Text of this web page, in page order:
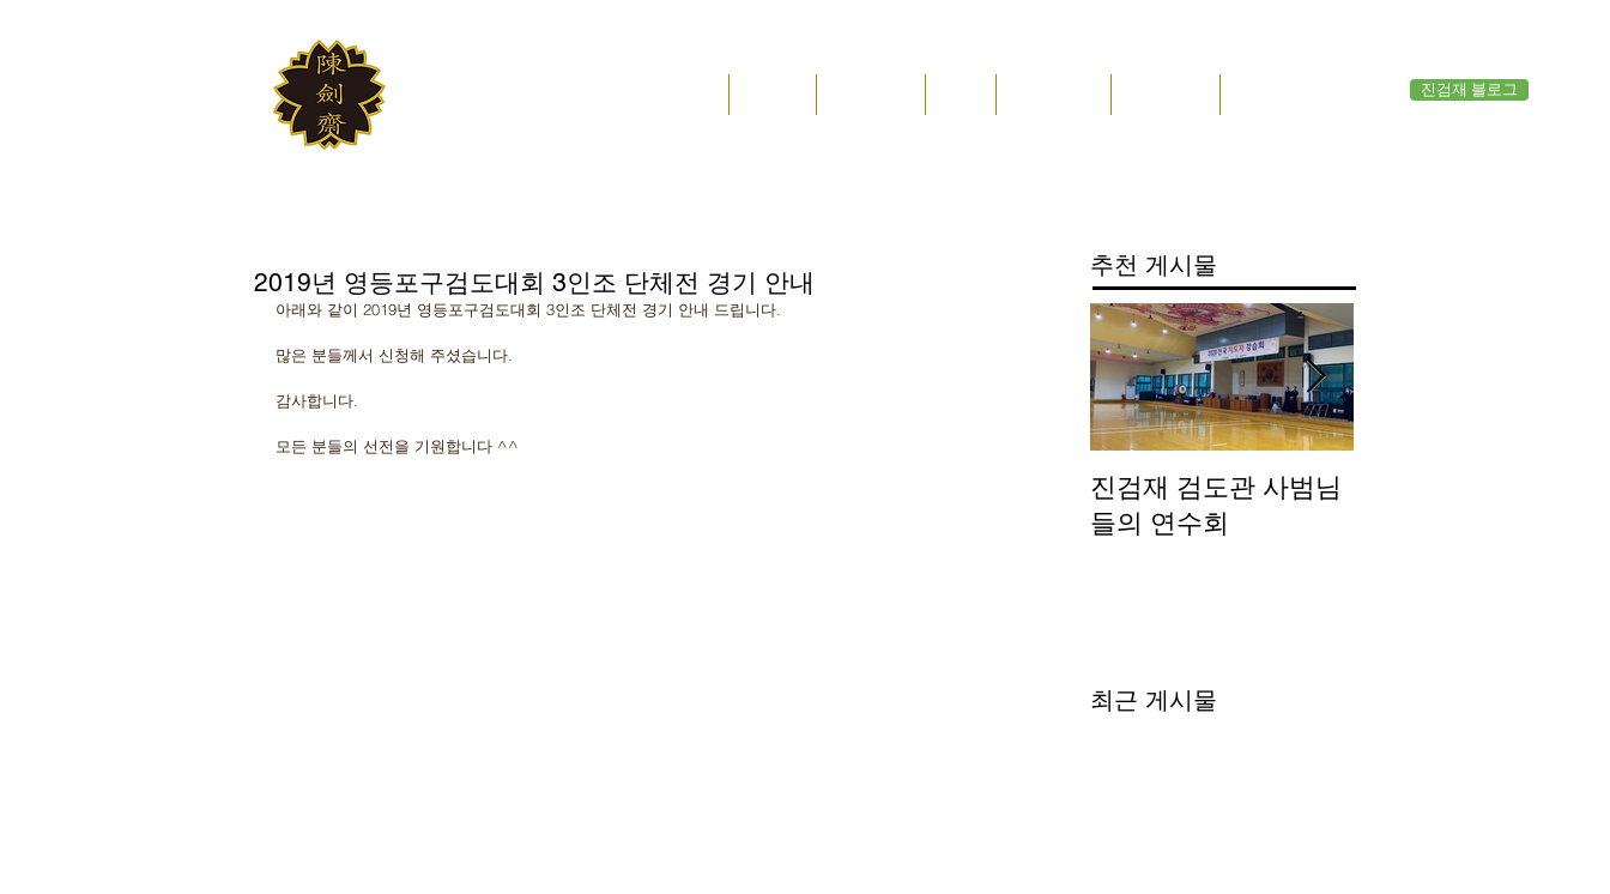
진검재 블로그
2019년 영등포구검도대회 3인조 단체전 경기 안내
아래와 같이 2019년 영등포구검도대회 3인조 단체전 경기 안내 드립니다.
많은 분들께서 신청해 주셨습니다.
감사합니다.
모든 분들의 선전을 기원합니다 ^^
추천 게시물
진검재 검도관 사범님
들의 연수회
최근 게시물